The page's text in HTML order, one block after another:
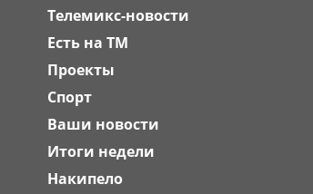
Телемикс-новости
Есть на ТМ
Проекты
Спорт
Ваши новости
Итоги недели
Накипело